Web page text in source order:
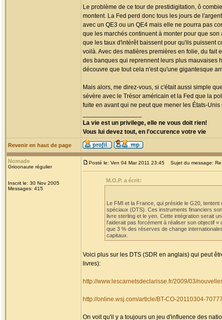
Le problème de ce tour de prestidigitation, ô
montent. La Fed perd donc tous les jours de
avec un QE3 ou un QE4 mais elle ne pourra pas
que les marchés continuent à monter pour que
que les taux d'intérêt baissent pour qu'ils puissent
voilà. Avec des matières premières en folie, du fait
des banques qui reprennent leurs plus mauvaises
découvre que tout cela n'est qu'une gigantesque
Mais alors, me direz-vous, si c'était aussi simple
sévère avec le Trésor américain et la Fed que la
fuite en avant qui ne peut que mener les États-
La vie est un privilege, elle ne vous doit rien!
Vous lui devez tout, en l'occurence votre vie
Revenir en haut de page
Nomade
Grioonaute régulier
Inscrit le: 30 Nov 2005
Messages: 415
Posté le: Ven 04 Mar 2011 23:45 Sujet du message:
M.O.P. a écrit:
Le FMI et la France, qui préside le G20,
spéciaux (DTS). Ces instruments financiers
livre sterling et le yen. Cette intégration serait
l'aiderait pas forcément à réaliser son objectif
que 3 % des réserves de change
capitaux.
Voici plus sur les DTS (SDR en anglais) qui peut
livres):
http://www.lescarnetsdeclarisse.fr/2009/03/
http://online.wsj.com/article/BT-CO-20110304-
On voit qu'il y a toujours un jeu d'influence des